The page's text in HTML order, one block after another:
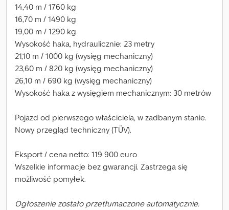
14,40 m / 1760 kg
16,70 m / 1490 kg
19,00 m / 1290 kg
Wysokość haka, hydraulicznie: 23 metry
21,10 m / 1000 kg (wysięg mechaniczny)
23,60 m / 820 kg (wysięg mechaniczny)
26,10 m / 690 kg (wysięg mechaniczny)
Wysokość haka z wysięgiem mechanicznym: 30 metrów
Pojazd od pierwszego właściciela, w zadbanym stanie.
Nowy przegląd techniczny (TÜV).
Eksport / cena netto: 119 900 euro
Wszelkie informacje bez gwarancji. Zastrzega się
możliwość pomyłek.
Ogłoszenie zostało przetłumaczone automatycznie.